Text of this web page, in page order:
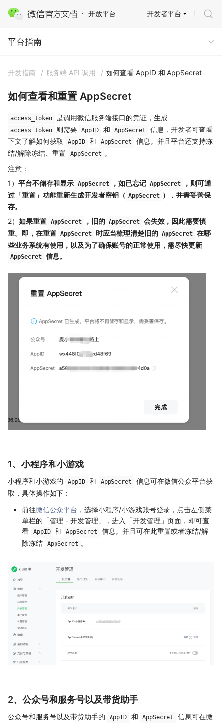
开放平台
平台指南
开发者平台
平台指南
开发指南 / 服务端 API 调用 / 如何查看 AppID 和 AppSecret
如何查看和重置 AppSecret
access_token 是调用微信服务端接口的凭证，生成
access_token 则需要 AppID 和 AppSecret
信息，开发者可查看
下文了解如何获取
AppID 和 AppSecret
信息。并且平台还支持冻
结/解除冻结、重置
AppSecret 。
注意：
1） 平台不储存和显示 AppSecret ，如已忘记 AppSecret
，则可通
过「重置」功能重新生成开发者密钥（ AppSecret ），并需妥善保
存。
2） 如果重置 AppSecret ，旧的 AppSecret 会失效，因此需要慎
重。即，在重置 AppSecret 时应当梳理清楚旧的 AppSecret 在哪
些业务系统有使用，以及为了确保账号的正常使用，需尽快更新
AppSecret 信息。
1、小程序和小游戏
小程序和小游戏的 AppID 和 AppSecret
信息可在微信公众平台获
取，具体操作如下：
前往微信公众平台 ，选择小程序/小游戏账号登录，点击左侧菜
单栏的「管理 - 开发管理」，进入「开发管理」页面，即可查
看
AppID 和 AppSecret
信息。并且可在此重置或者冻结/解
除冻结
AppSecret 。
2、公众号和服务号以及带货助手
公众号和服务号以及带货助手的 AppID 和 AppSecret
信息可在微